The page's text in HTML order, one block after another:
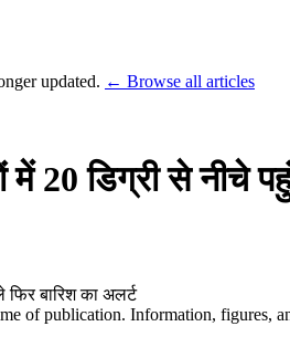
updated. ← Browse all articles
डिग्री से नीचे
of publication. Information, figures,